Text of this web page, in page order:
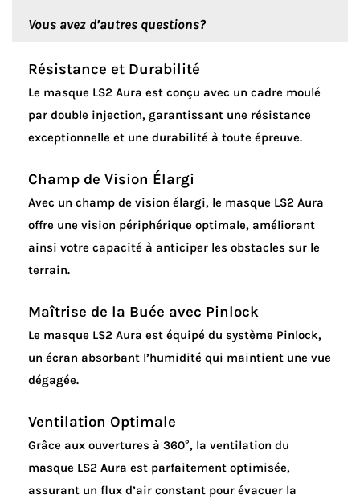
Vous avez d’autres questions?
Résistance et Durabilité
Le masque LS2 Aura est conçu avec un cadre moulé
par double injection, garantissant une résistance
exceptionnelle et une durabilité à toute épreuve.
Champ de Vision Élargi
Avec un champ de vision élargi, le masque LS2 Aura
offre une vision périphérique optimale, améliorant
ainsi votre capacité à anticiper les obstacles sur le
terrain.
Maîtrise de la Buée avec Pinlock
Le masque LS2 Aura est équipé du système Pinlock,
un écran absorbant l’humidité qui maintient une vue
dégagée.
Ventilation Optimale
Grâce aux ouvertures à 360°, la ventilation du
masque LS2 Aura est parfaitement optimisée,
assurant un flux d’air constant pour évacuer la